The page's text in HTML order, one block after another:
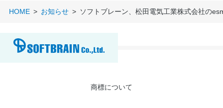
HOME お知らせ ソフトブレーン、松田電気工業株式会社の
商標について